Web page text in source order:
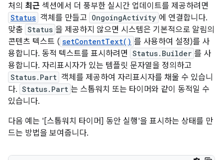
처의 최근 섹션에서 더 풍부한 실시간 업데이트를 제공하려면
Status 객체를 만들고 OngoingActivity 에 연결합니다.
맞춤 Status 을 제공하지 않으면 시스템은 기본적으로 알림의
콘텐츠 텍스트 ( setContentText() 를 사용하여 설정)를 사
용합니다. 동적 텍스트를 표시하려면 Status.Builder 를 사
용합니다. 자리표시자가 있는 템플릿 문자열을 정의하고
Status.Part 객체를 제공하여 자리표시자를 채울 수 있습니
다. Status.Part 는 스톱워치 또는 타이머와 같이 동적일 수
있습니다.
다음 예는 '[스톱워치 타이머] 동안 실행'을 표시하는 상태를 만
드는 방법을 보여줍니다.